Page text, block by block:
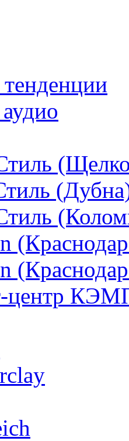
центр